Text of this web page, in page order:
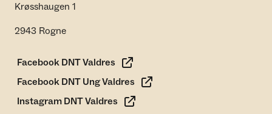
Krøsshaugen 1
2943 Rogne
Facebook DNT Valdres
Facebook DNT Ung Valdres
Instagram DNT Valdres